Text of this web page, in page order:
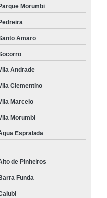
Morumbi
Amaro
Andrade
Clementino
Marcelo
Morumbi
Espraiada
de Pinheiros
Funda